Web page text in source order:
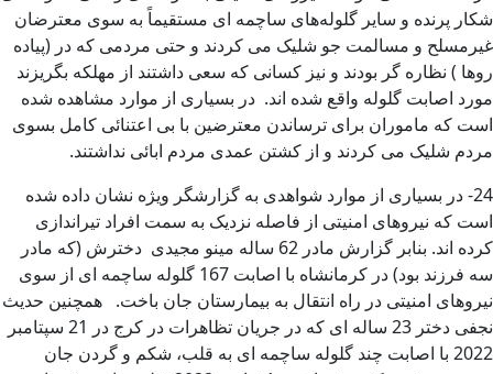
شکار پرنده و سایر گلوله‌های ساچمه ای مستقیماً به سوی معترضان
غیرمسلح و مسالمت‌ جو شلیک می کردند و حتی مردمی که در (پیاده
روها ) نظاره گر بودند و نیز کسانی که سعی داشتند از مهلکه بگریزند
مورد اصابت گلوله واقع شده اند. در بسیاری از موارد مشاهده شده
است که ماموران برای ترساندن معترضین با بی اعتنائی کامل بسوی
مردم شلیک می کردند و از کشتن عمدی مردم ابائی نداشتند.
24- در بسیاری از موارد شواهدی به گزارشگر ویژه نشان داده شده
است که نیروهای امنیتی از فاصله نزدیک به سمت افراد تیراندازی
کرده اند. بنابر گزارش مادر 62 ساله مینو مجیدی دخترش (که مادر
سه فرزند بود) در کرمانشاه با اصابت 167 گلوله ساچمه ای از سوی
نیروهای امنیتی در راه انتقال به بیمارستان جان باخت. همچنین حدیث
نجفی دختر 23 ساله ای که در جریان تظاهرات در کرج در 21 سپتامبر
2022 با اصابت چند گلوله ساچمه ای به قلب، شکم و گردن جان